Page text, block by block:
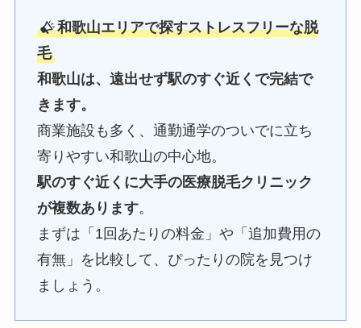
和歌山エリアで探すストレスフリーな脱
毛
和歌山は、遠出せず駅のすぐ近くで完結で
きます。
商業施設も多く、通勤通学のついでに立ち
寄りやすい和歌山の中心地。
駅のすぐ近くに大手の医療脱毛クリニック
が複数あります。
まずは「1回あたりの料金」や「追加費用の
有無」を比較して、ぴったりの院を見つけ
ましょう。